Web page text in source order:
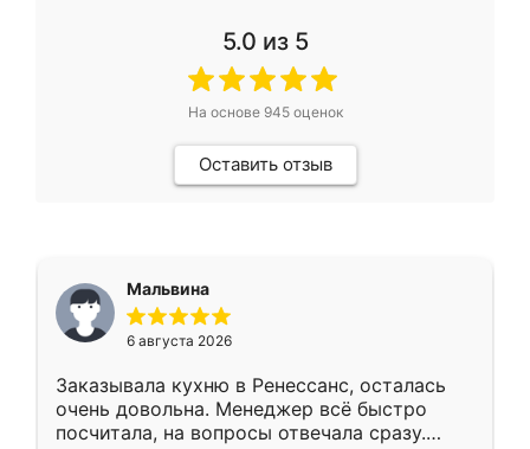
5.0 из 5
На основе 945оценок
Оставить отзыв
Мальвина
6 августа 2026
Заказывала кухню в Ренессанс, осталась
очень довольна. Менеджер всё быстро
посчитала, на вопросы отвечала сразу.